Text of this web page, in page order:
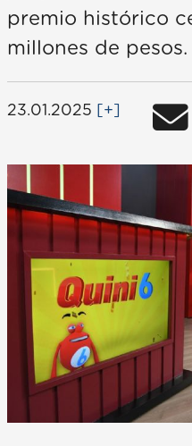
premio histórico
millones de pesos.
23.01.2025 [+]